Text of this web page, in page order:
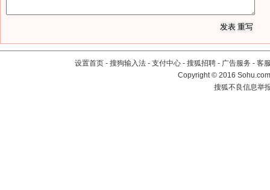
设置首页 - 搜狗输入法 - 支付中心 - 搜狐招聘 - 广告服务 - 客
Copyright©2016
搜狐不良信息举